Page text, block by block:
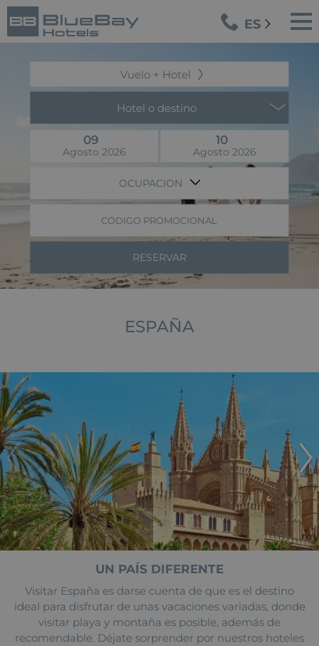
ES
Vuelo + Hotel
Hotel o destino
09
Agosto 2026
10
Agosto 2026
OCUPACION
CÓDIGO PROMOCIONAL
RESERVAR
ESPAÑA
UN PAÍS DIFERENTE
Visitar España es darse cuenta de que es el destino
ideal para disfrutar de unas vacaciones variadas, donde
visitar playa y montaña es posible, además de
recomendable. Déjate sorprender por nuestros hoteles